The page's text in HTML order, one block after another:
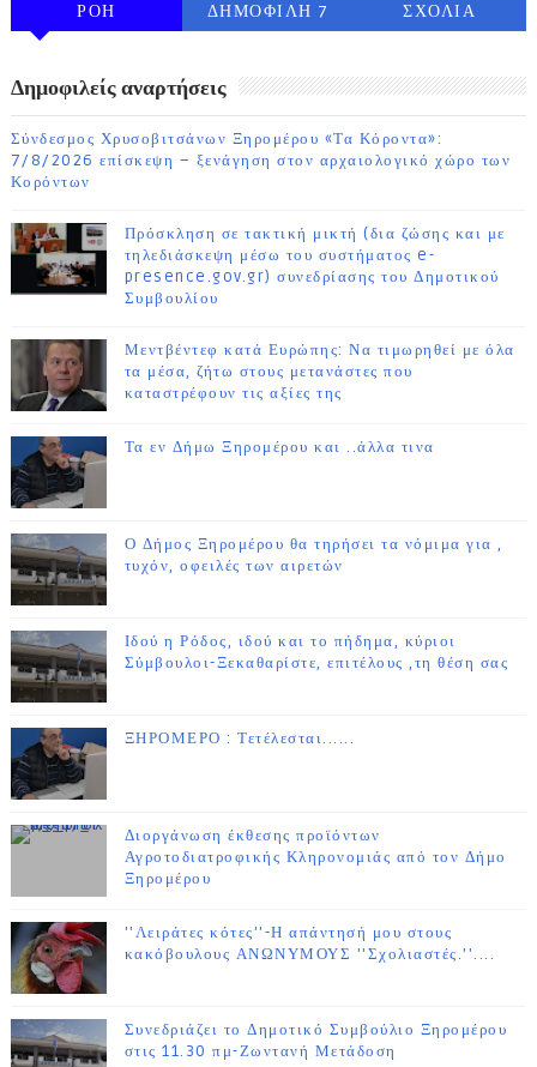
ΡΟΗ
ΔΗΜΟΦΙΛΗ 7
ΣΧΟΛΙΑ
Δημοφιλείς αναρτήσεις
Σύνδεσμος Χρυσοβιτσάνων Ξηρομέρου «Τα Κόροντα»:
7/8/2026 επίσκεψη – ξενάγηση στον αρχαιολογικό χώρο των
Κορόντων
Πρόσκληση σε τακτική μικτή (δια ζώσης και με
τηλεδιάσκεψη μέσω του συστήματος e-
presence.gov.gr) συνεδρίασης του Δημοτικού
Συμβουλίου
Μεντβέντεφ κατά Ευρώπης: Να τιμωρηθεί με όλα
τα μέσα, ζήτω στους μετανάστες που
καταστρέφουν τις αξίες της
Τα εν Δήμω Ξηρομέρου και ..άλλα τινα
Ο Δήμος Ξηρομέρου θα τηρήσει τα νόμιμα για ,
τυχόν, οφειλές των αιρετών
Ιδού η Ρόδος, ιδού και το πήδημα, κύριοι
Σύμβουλοι-Ξεκαθαρίστε, επιτέλους ,τη θέση σας
ΞΗΡΟΜΕΡΟ : Τετέλεσται......
Διοργάνωση έκθεσης προϊόντων
Αγροτοδιατροφικής Κληρονομιάς από τον Δήμο
Ξηρομέρου
''Λειράτες κότες''-Η απάντησή μου στους
κακόβουλους ΑΝΩΝΥΜΟΥΣ ''Σχολιαστές.''....
Συνεδριάζει το Δημοτικό Συμβούλιο Ξηρομέρου
στις 11.30 πμ-Ζωντανή Μετάδοση